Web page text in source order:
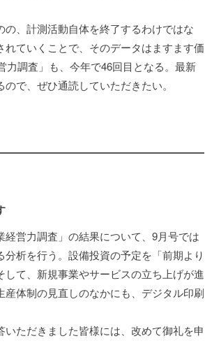
、計測活動自体を終了するわけではな
ていくことで、そのデータはますます価
力調査」も、今年で46回目となる。最新
で、ぜひ通読していただきたい。
営力調査」の結果について、9月号では
析を行う。設備投資の予定を「前期より
て、新規事業やサービスの立ち上げが進
体制の見直しのなかにも、デジタル印刷
ただきました皆様には、改めて御礼を申